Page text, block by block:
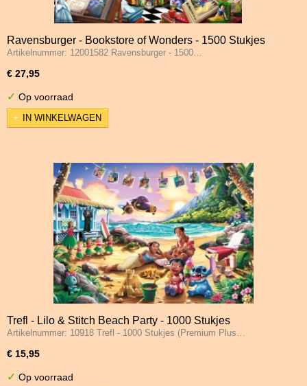
Ravensburger - Bookstore of Wonders - 1500 Stukjes
Artikelnummer: 12001582 Ravensburger - 1500…
€ 27,95
✓ Op voorraad
IN WINKELWAGEN
Trefl - Lilo & Stitch Beach Party - 1000 Stukjes
Artikelnummer: 10918 Trefl - 1000 Stukjes (Premium Plus…
€ 15,95
✓ Op voorraad